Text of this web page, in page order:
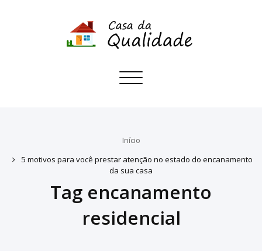
Toggle
Início
5 motivos para você prestar atenção no estado do encanamento
da sua casa
Tag encanamento
residencial